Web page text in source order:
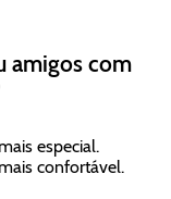
amigos com
especial.
confortável.